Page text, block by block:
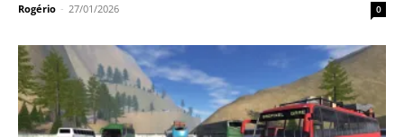
Rogério - 27/01/2026 0